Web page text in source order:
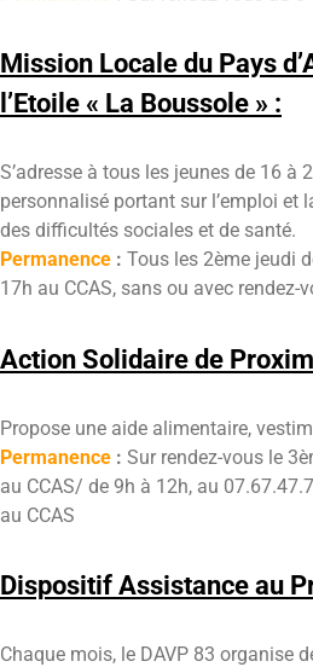
Mission Locale du Pays
l’Etoile « La Boussole » :
S’adresse à tous les jeunes de 16 à
personnalisé portant sur l’emploi
des difficultés sociales et de santé.
Permanence : Tous les 2ème jeudi
17h au CCAS, sans ou avec rendez-
Action Solidaire de
Propose une aide alimentaire,
Permanence : Sur rendez-vous le
au CCAS/ de 9h à 12h, au
au CCAS
Dispositif Assistance au
Chaque mois, le DAVP 83 organise